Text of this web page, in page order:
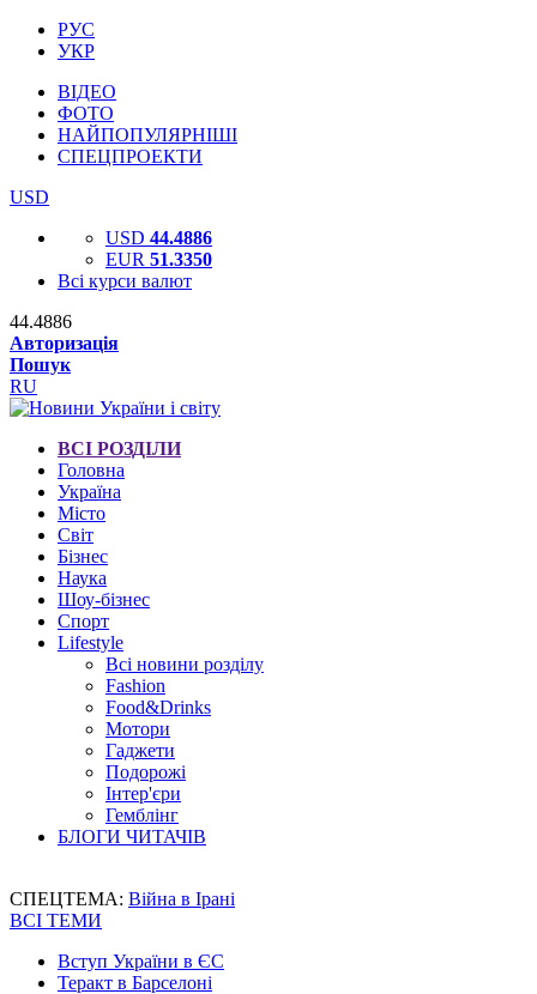
РУС
УКР
ВІДЕО
ФОТО
НАЙПОПУЛЯРНІШІ
СПЕЦПРОЕКТИ
USD
USD 44.4886
EUR 51.3350
Всі курси валют
44.4886
Авторизація
Пошук
RU
ВСІ РОЗДІЛИ
Головна
Україна
Місто
Світ
Бізнес
Наука
Шоу-бізнес
Спорт
Lifestyle
Всі новини розділу
Fashion
Food&Drinks
Мотори
Гаджети
Подорожі
Інтер'єри
Гемблінг
БЛОГИ ЧИТАЧІВ
СПЕЦТЕМА: Війна в Ірані
ВСІ ТЕМИ
Вступ України в ЄС
Теракт в Барселоні